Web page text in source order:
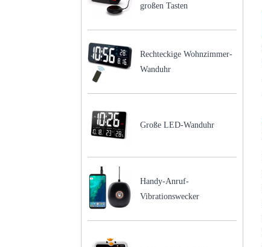
großen Tasten
Rechteckige Wohnzimmer-
Wanduhr
Große LED-Wanduhr
Handy-Anruf-
Vibrationswecker